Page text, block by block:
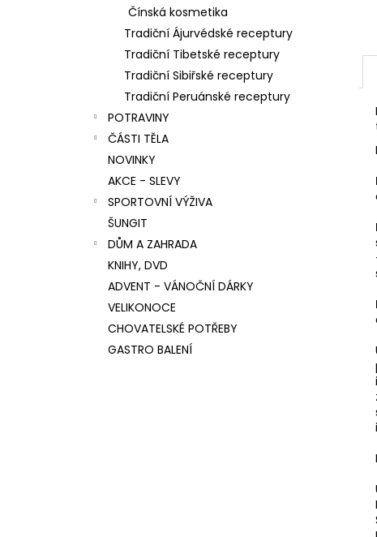
Čínská kosmetika
Tradiční Ájurvédské receptury
Tradiční Tibetské receptury
Tradiční Sibiřské receptury
Tradiční Peruánské receptury
POTRAVINY
ČÁSTI TĚLA
NOVINKY
AKCE - SLEVY
SPORTOVNÍ VÝŽIVA
ŠUNGIT
DŮM A ZAHRADA
KNIHY, DVD
ADVENT - VÁNOČNÍ DÁRKY
VELIKONOCE
CHOVATELSKÉ POTŘEBY
GASTRO BALENÍ